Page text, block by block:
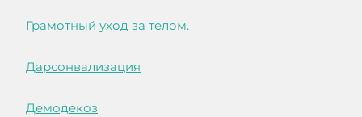
Грамотный уход за телом.
Дарсонвализация
Демодекоз